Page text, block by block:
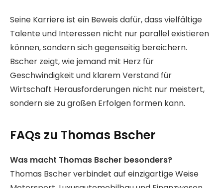
Seine Karriere ist ein Beweis dafür, dass vielfältige
Talente und Interessen nicht nur parallel existieren
können, sondern sich gegenseitig bereichern.
Bscher zeigt, wie jemand mit Herz für
Geschwindigkeit und klarem Verstand für
Wirtschaft Herausforderungen nicht nur meistert,
sondern sie zu großen Erfolgen formen kann.
FAQs zu Thomas Bscher
Was macht Thomas Bscher besonders?
Thomas Bscher verbindet auf einzigartige Weise